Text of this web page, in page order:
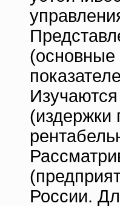
(основные
(издержки
России.